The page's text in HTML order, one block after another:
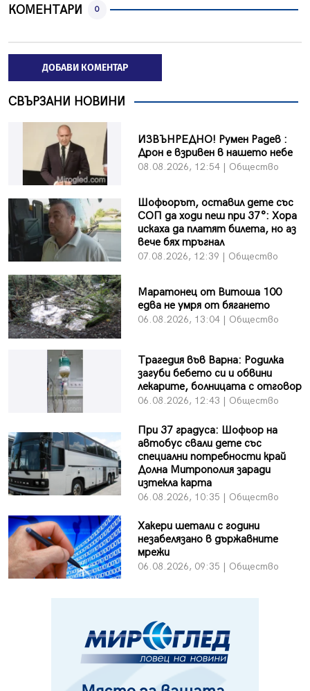
КОМЕНТАРИ 0
ДОБАВИ КОМЕНТАР
СВЪРЗАНИ НОВИНИ
ИЗВЪНРЕДНО! Румен Радев :
Дрон е взривен в нашето небе
08.08.2026, 12:54 | Общество
Шофьорът, оставил дете със
СОП да ходи пеш при 37°: Хора
искаха да платят билета, но аз
вече бях тръгнал
07.08.2026, 12:39 | Общество
Маратонец от Витоша 100
едва не умря от бягането
06.08.2026, 13:04 | Общество
Трагедия във Варна: Родилка
загуби бебето си и обвини
лекарите, болницата с отговор
06.08.2026, 12:43 | Общество
При 37 градуса: Шофьор на
автобус свали дете със
специални потребности край
Долна Митрополия заради
изтекла карта
06.08.2026, 10:35 | Общество
Хакери шетали с години
незабелязано в държавните
мрежи
06.08.2026, 09:35 | Общество